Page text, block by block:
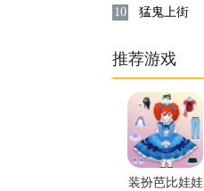
10 猛鬼上街
推荐游戏
装扮芭比娃娃